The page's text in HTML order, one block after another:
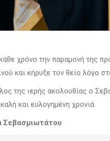
χρόνο την παραμονή της
και κήρυξε τον θείο λόγο
της ιερής ακολουθίας ο
και ευλογημένη χρονιά.
Σεβασμιωτάτου